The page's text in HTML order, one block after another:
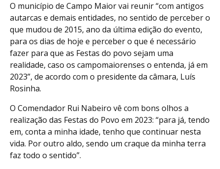
O município de Campo Maior vai reunir “com antigos
autarcas e demais entidades, no sentido de perceber o
que mudou de 2015, ano da última edição do evento,
para os dias de hoje e perceber o que é necessário
fazer para que as Festas do povo sejam uma
realidade, caso os campomaiorenses o entenda, já em
2023”, de acordo com o presidente da câmara, Luís
Rosinha.
O Comendador Rui Nabeiro vê com bons olhos a
realização das Festas do Povo em 2023: “para já, tendo
em, conta a minha idade, tenho que continuar nesta
vida. Por outro aldo, sendo um craque da minha terra
faz todo o sentido”.